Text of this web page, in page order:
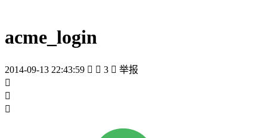
acme_login
2014-09-13 22:43:59   3  举报


